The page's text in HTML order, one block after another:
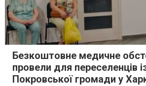
Безкоштовне медичне
провели для переселенців
Покровської громади у